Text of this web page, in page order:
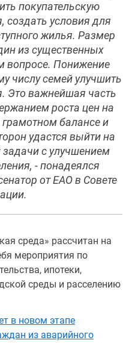
покупательскую
создать условия для
жилья. Размер
из существенных
вопросе. Понижение
числу семей улучшить
Это важнейшая часть
роста цен на
балансе и
удастся выйти на
с улучшением
- понадеялся
от ЕАО в Совете
среда» рассчитан на
мероприятия по
ипотеки,
среды и расселению
в новом этапе
из аварийного